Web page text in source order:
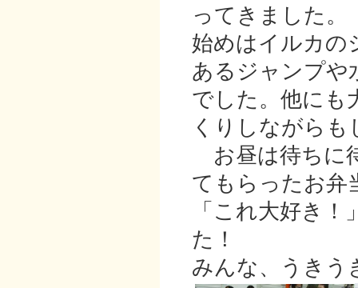
ってきました。
始めはイルカの
あるジャンプや
でした。他にも
くりしながら
お昼は待ちに
てもらったお弁
「これ大好き
た！
みんな、うきう